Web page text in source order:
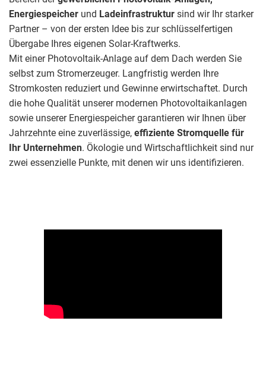
Energiespeicher und Ladeinfrastruktur sind wir Ihr starker
Partner – von der ersten Idee bis zur schlüsselfertigen
Übergabe Ihres eigenen Solar-Kraftwerks.
Mit einer Photovoltaik-Anlage auf dem Dach werden Sie
selbst zum Stromerzeuger. Langfristig werden Ihre
Stromkosten reduziert und Gewinne erwirtschaftet. Durch
die hohe Qualität unserer modernen Photovoltaikanlagen
sowie unserer Energiespeicher garantieren wir Ihnen über
Jahrzehnte eine zuverlässige, effiziente Stromquelle für
Ihr Unternehmen. Ökologie und Wirtschaftlichkeit sind nur
zwei essenzielle Punkte, mit denen wir uns identifizieren.